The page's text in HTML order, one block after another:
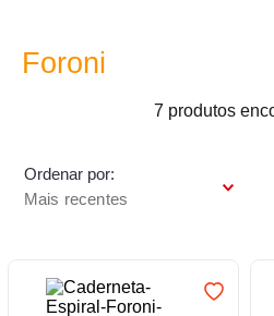
Foroni
7 produtos
Ordenar por
Mais recentes
frigideira multiflon